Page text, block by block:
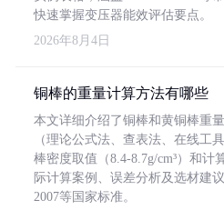
快速掌握变压器能效评估要点。
2026年8月4日
铜棒的重量计算方法有哪些
本文详细介绍了铜棒和黄铜棒重
（理论公式法、查表法、在线工
棒密度取值（8.4-8.7g/cm³）和计
际计算案例、误差分析及选材建
2007等国家标准。